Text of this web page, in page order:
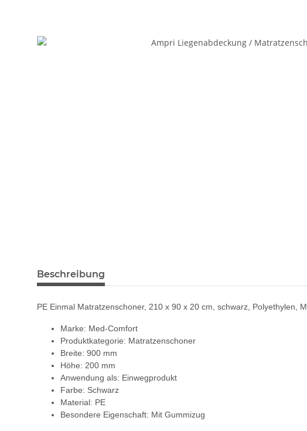
Beschreibung
PE Einmal Matratzenschoner, 210 x 90 x 20 cm, schwarz, Polyethylen,
Marke: Med-Comfort
Produktkategorie: Matratzenschoner
Breite: 900 mm
Höhe: 200 mm
Anwendung als: Einwegprodukt
Farbe: Schwarz
Material: PE
Besondere Eigenschaft: Mit Gummizug